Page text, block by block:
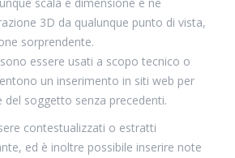
3D da qualunque punto di vista,
sorprendente.
essere usati a scopo tecnico o
un inserimento in siti web per
soggetto senza precedenti.
contestualizzati o estratti
ed è inoltre possibile inserire note